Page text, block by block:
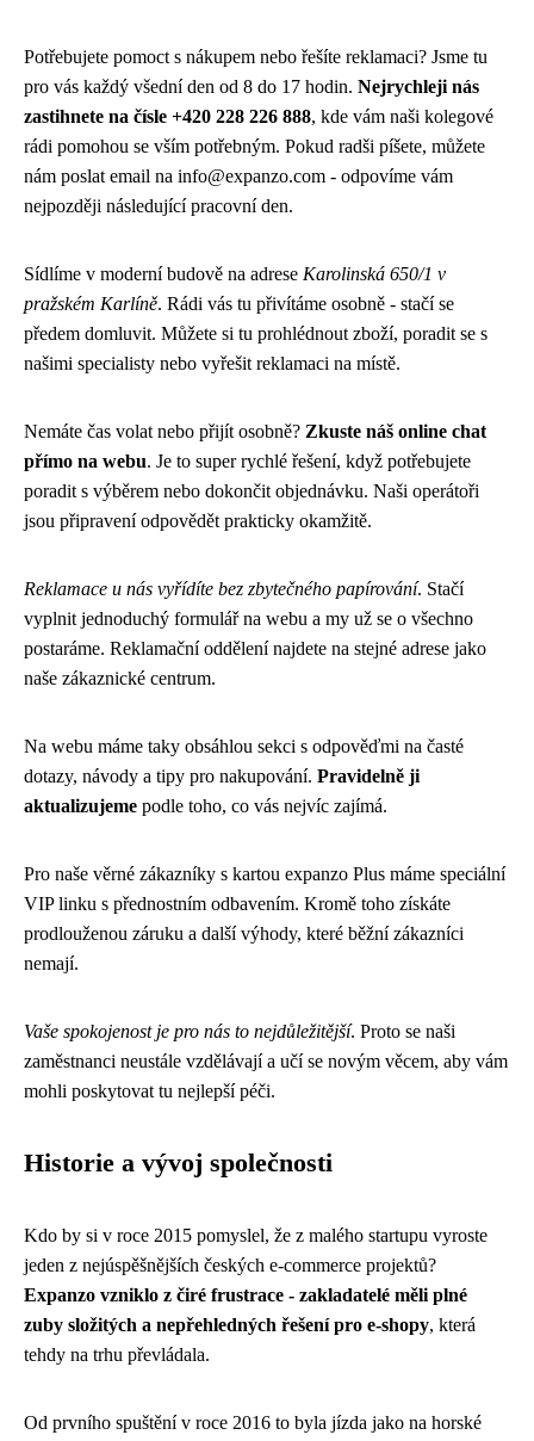
Potřebujete pomoct s nákupem nebo řešíte reklamaci? Jsme tu
pro vás každý všední den od 8 do 17 hodin. Nejrychleji nás
zastihnete na čísle +420 228 226 888, kde vám naši kolegové
rádi pomohou se vším potřebným. Pokud radši píšete, můžete
nám poslat email na info@expanzo.com - odpovíme vám
nejpozději následující pracovní den.
Sídlíme v moderní budově na adrese Karolinská 650/1 v
pražském Karlíně. Rádi vás tu přivítáme osobně - stačí se
předem domluvit. Můžete si tu prohlédnout zboží, poradit se s
našimi specialisty nebo vyřešit reklamaci na místě.
Nemáte čas volat nebo přijít osobně? Zkuste náš online chat
přímo na webu. Je to super rychlé řešení, když potřebujete
poradit s výběrem nebo dokončit objednávku. Naši operátoři
jsou připravení odpovědět prakticky okamžitě.
Reklamace u nás vyřídíte bez zbytečného papírování. Stačí
vyplnit jednoduchý formulář na webu a my už se o všechno
postaráme. Reklamační oddělení najdete na stejné adrese jako
naše zákaznické centrum.
Na webu máme taky obsáhlou sekci s odpověďmi na časté
dotazy, návody a tipy pro nakupování. Pravidelně ji
aktualizujeme podle toho, co vás nejvíc zajímá.
Pro naše věrné zákazníky s kartou expanzo Plus máme speciální
VIP linku s přednostním odbavením. Kromě toho získáte
prodlouženou záruku a další výhody, které běžní zákazníci
nemají.
Vaše spokojenost je pro nás to nejdůležitější. Proto se naši
zaměstnanci neustále vzdělávají a učí se novým věcem, aby vám
mohli poskytovat tu nejlepší péči.
Historie a vývoj společnosti
Kdo by si v roce 2015 pomyslel, že z malého startupu vyroste
jeden z nejúspěšnějších českých e-commerce projektů?
Expanzo vzniklo z čiré frustrace - zakladatelé měli plné
zuby složitých a nepřehledných řešení pro e-shopy, která
tehdy na trhu převládala.
Od prvního spuštění v roce 2016 to byla jízda jako na horské